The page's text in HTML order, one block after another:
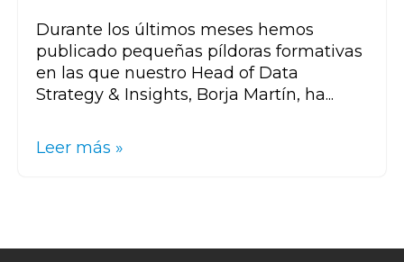
Durante los últimos meses hemos
publicado pequeñas píldoras formativas
en las que nuestro Head of Data
Strategy & Insights, Borja Martín, ha...
Leer más »